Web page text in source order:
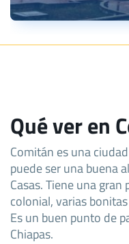
Qué ver en
Comitán es una
puede ser una buena
Casas. Tiene una
colonial, varias
Es un buen punto de
Chiapas.